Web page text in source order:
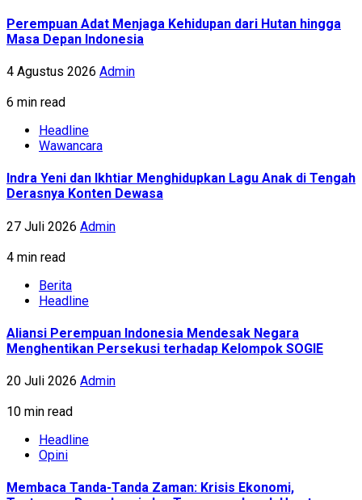
Perempuan Adat Menjaga Kehidupan dari Hutan hingga
Masa Depan Indonesia
4 Agustus 2026 Admin
6 min read
Headline
Wawancara
Indra Yeni dan Ikhtiar Menghidupkan Lagu Anak di Tengah
Derasnya Konten Dewasa
27 Juli 2026 Admin
4 min read
Berita
Headline
Aliansi Perempuan Indonesia Mendesak Negara
Menghentikan Persekusi terhadap Kelompok SOGIE
20 Juli 2026 Admin
10 min read
Headline
Opini
Membaca Tanda-Tanda Zaman: Krisis Ekonomi,